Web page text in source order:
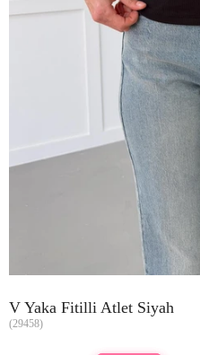
V Yaka Fitilli Atlet Siyah
(29458)